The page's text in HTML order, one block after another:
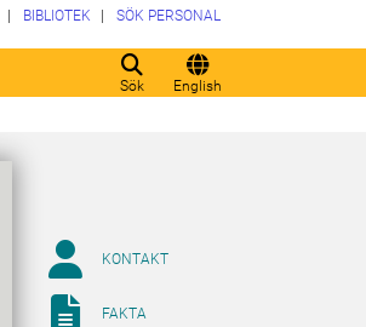
Sök English
BIBLIOTEK SÖK PERSONAL
KONTAKT
FAKTA